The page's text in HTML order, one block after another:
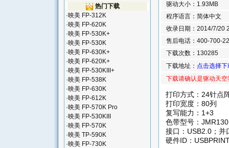
驱动大小：1.93MB
程序语言：简体中文
收录日期：2014/7/20
售后电话：400-700-
下载次数：130285
下载地址： 点击选择
下载请确认是驱动天
打印方式：24针点
打印宽度：80列
复写能力：1+3
色带型号：JMR130
接口：USB2.0；并
硬件ID：
热门下载
·映美 FP-312K
·映美 FP-620K
·映美 FP-530K+
·映美 FP-530K
·映美 FP-630K+
·映美 FP-620K+
·映美 FP-530KIII+
·映美 FP-538K
·映美 FP-630K
·映美 FP-612K
·映美 FP-570K Pro
·映美 FP-530KIII
·映美 FP-570K
·映美 TP-590K
·映美 FP-730K